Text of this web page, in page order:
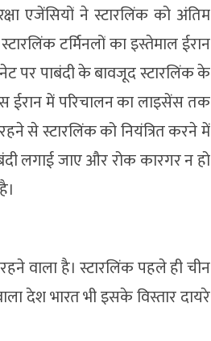
एजेंसियों ने स्टारलिंक को अंतिम
टर्मिनलों का इस्तेमाल ईरान
पर पाबंदी के बावजूद स्टारलिंक के
ईरान में परिचालन का लाइसेंस तक
से स्टारलिंक को नियंत्रित करने में
लगाई जाए और रोक कारगर न हो
वाला है। स्टारलिंक पहले ही चीन
देश भारत भी इसके विस्तार दायरे